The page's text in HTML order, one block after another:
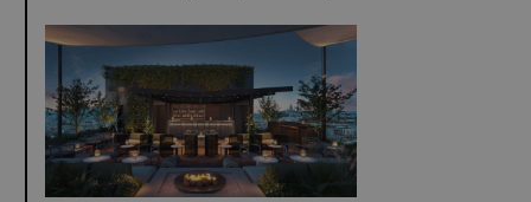
Jukkasjärvi een verrassend
alternatief. Dankzij
ICEHOTEL 365blijft
het iconische ijshotel het hele jaar
geopend, waardoor gasten zelfs
midden in de zomer kunnen
overnachten in met de hand uit ijs